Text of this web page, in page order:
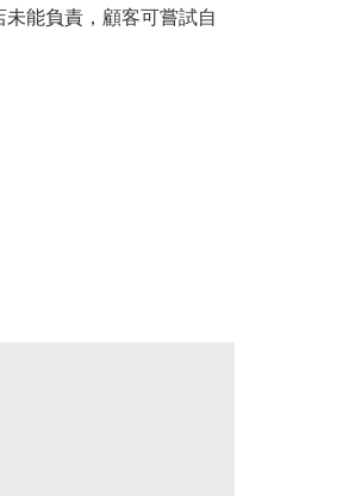
能負責，顧客可嘗試自